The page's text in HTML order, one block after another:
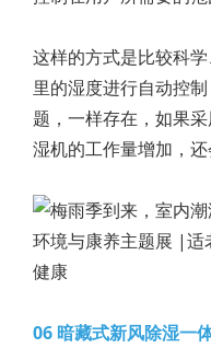
这样的方式是比较科
里的湿度进行自动控
题，一样存在，如果
湿机的工作量增加，还
06 暗藏式新风除湿一